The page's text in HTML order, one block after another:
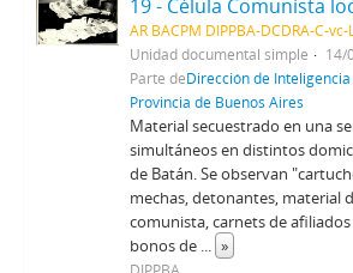
AR BACPM DIPPBA-DCDRA-C-
Unidad documental simple
14/
Parte deDirección de
Provincia de Buenos Aires
Material secuestrado en una
simultáneos en distintos
de Batán. Se observan
mechas, detonantes, material
comunista, carnets de
bonos de ... »